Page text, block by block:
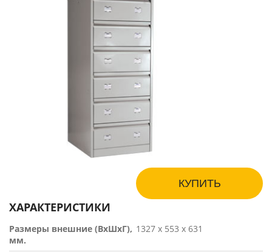
КУПИТЬ
ХАРАКТЕРИСТИКИ
Размеры внешние (ВхШхГ),
мм.
1327 х 553 х 631